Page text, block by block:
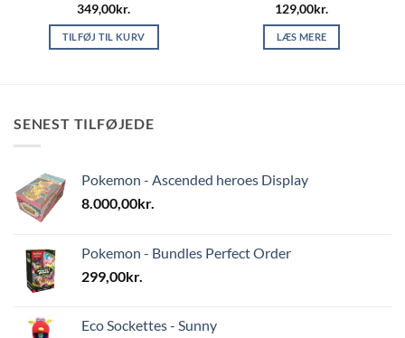
349,00kr.
TILFØJ TIL KURV
129,00kr.
LÆS MERE
SENEST TILFØJEDE
Pokemon - Ascended heroes Display
8.000,00kr.
Pokemon - Bundles Perfect Order
299,00kr.
Eco Sockettes - Sunny